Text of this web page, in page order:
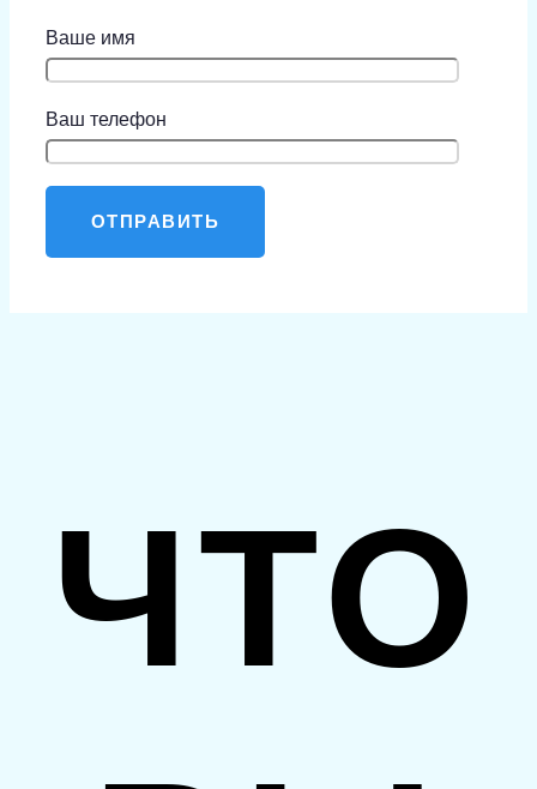
Ваше имя
Ваш телефон
ЧТО